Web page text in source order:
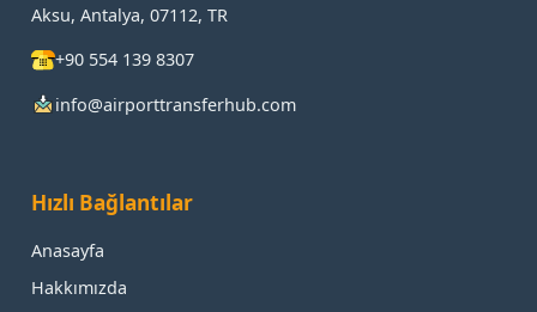
Aksu, Antalya, 07112, TR
+90 554 139 8307
info@airporttransferhub.com
Hızlı Bağlantılar
Anasayfa
Hakkımızda